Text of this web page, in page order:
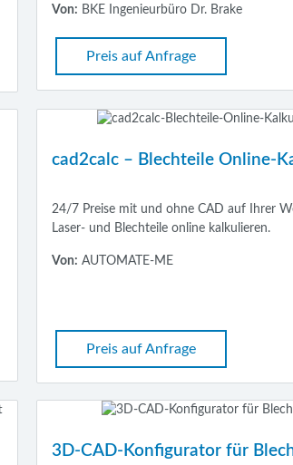
Von: BKE Ingenieurbüro Dr. Brake
Preis auf Anfrage
cad2calc – Blechteile Online-
24/7 Preise mit und ohne CAD auf Ihrer
Laser- und Blechteile online kalkulieren.
Von: AUTOMATE-ME
Preis auf Anfrage
3D-CAD-Konfigurator für